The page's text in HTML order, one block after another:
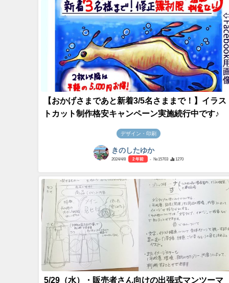
【おかげさまであと新着3/5名さままで！】イラス
トカット制作格安キャンペーン実施続行中です♪
デザイン・印刷
きのしたゆか
2024/4/8 2 年前 - №15703 1270
5/29（水）・販売者さん向けの出張式マンツーマ